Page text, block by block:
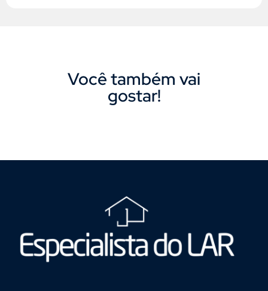
Você também vai
gostar!